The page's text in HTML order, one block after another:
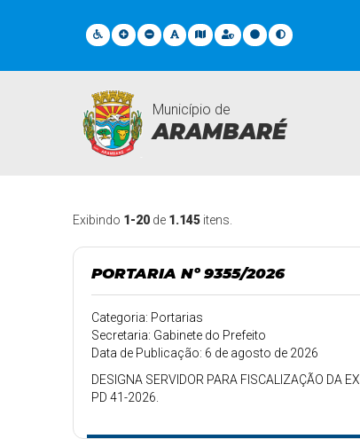
Município de
ARAMBARÉ
Legislações
Exibindo 1-20 de 1.145 itens.
PORTARIA Nº 9355/2026
Categoria: Portarias
Secretaria: Gabinete do Prefeito
Data de Publicação: 6 de agosto de 2026
DESIGNA SERVIDOR PARA FISCALIZAÇÃO DA
PD 41-2026.